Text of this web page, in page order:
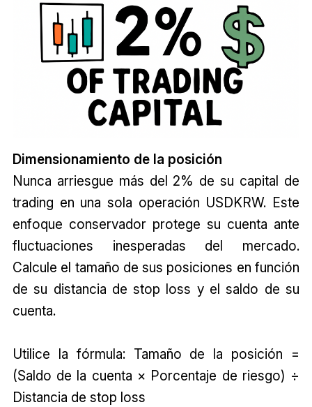
Dimensionamiento de la posición
Nunca arriesgue más del 2% de su capital de
trading en una sola operación USDKRW. Este
enfoque conservador protege su cuenta ante
fluctuaciones inesperadas del mercado.
Calcule el tamaño de sus posiciones en función
de su distancia de stop loss y el saldo de su
cuenta.
Utilice la fórmula: Tamaño de la posición =
(Saldo de la cuenta × Porcentaje de riesgo) ÷
Distancia de stop loss